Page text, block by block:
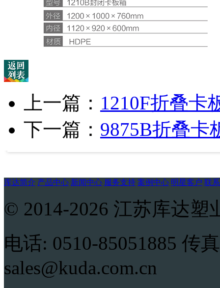
上一篇： 1210F折叠卡
下一篇： 9875B折叠卡
库达简介 产品中心 新闻中心 服务支持 案例中心 明星客户 联
© 2014-2026 江苏库达
电话: 0510-85051885 传
sales@kuda.com.cn